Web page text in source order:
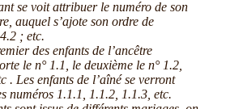
se voit attribuer le numéro de son
auquel s’ajote son ordre de
; etc.
des enfants de l’ancêtre
le n° 1.1, le deuxième le n° 1.2,
. Les enfants de l’aîné se verront
numéros 1.1.1, 1.1.2, 1.1.3, etc.